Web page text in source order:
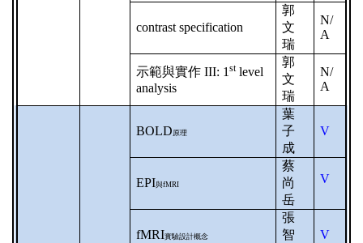
contrast specification
郭
文
瑞
N/
A
示範與實作 III: 1stlevel
analysis
郭
文
瑞
N/
A
BOLD 原理
葉
子
成
V
EPI與fMRI
蔡
尚
岳
V
fMRI實驗設計概念
張
智
V